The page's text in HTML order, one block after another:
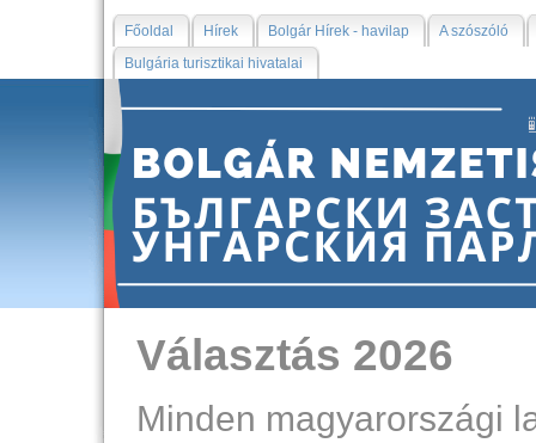
Főoldal Hírek Bolgár Hírek - havilap
A szószóló
Bulgária turisztikai hivatalai
Választás 2026
Minden magyarországi